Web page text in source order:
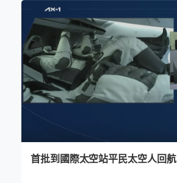
首批到國際太空站平民太空人回航